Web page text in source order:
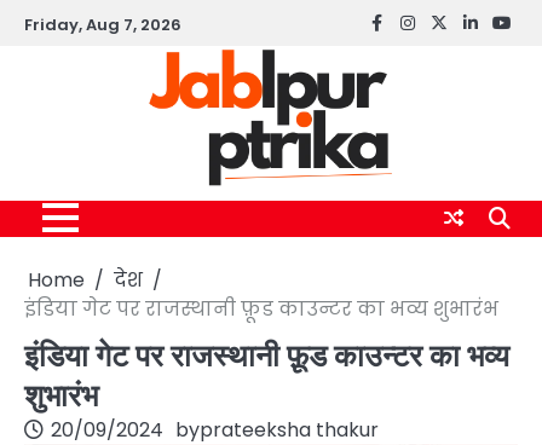
SkipFriday, Aug 7, 2026 Facebook
instagram
twitterlinkedin
Home
देश
इंडिया गेट पर राजस्थानी फ़ूड काउन्टर का भव्य शुभारंभ
इंडिया गेट पर राजस्थानी फ़ूड काउन्टर का भव्य
शुभारंभ
20/09/2024 byprateeksha thakur